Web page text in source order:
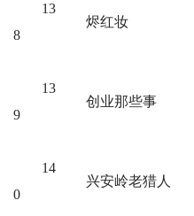
13
8
烬红妆
13
9
创业那些事
14
0
兴安岭老猎人